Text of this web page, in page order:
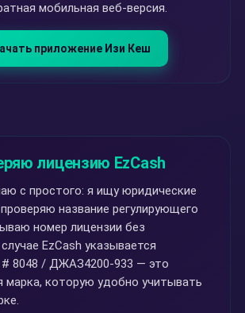
мобильная веб-версия.
приложение Изи Кеш
лицензию EzCash
с простого: я ищу юридические
название регулирующего
номер лицензии без
EzCash указывается
# 8048 / ДЖАЗ4200-933 — это
марка, которую удобно учитывать